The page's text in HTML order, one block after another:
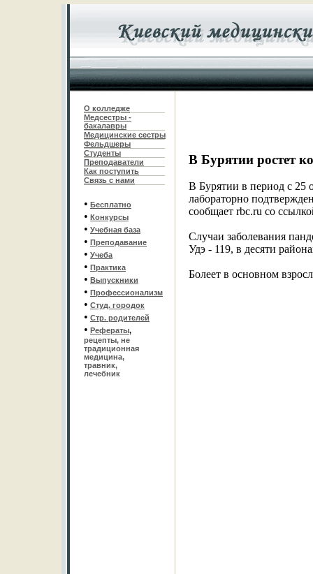
О колледже
Медсестры -
бакалавры
Медицинские сестры
Фельдшеры
Студенты
Преподаватели
Как поступить
Связь с нами
• Бесплатно
• Конкурсы
• Учебная база
• Преподавание
• Учеба
• Практика
• Выпускники
• Профессионализм
• Студ. городок
• Стр. родителей
• Рефераты,
рецепты, не
традиционная
медицина,
травник,
лечебник
В Бурятии ростет
В Бурятии в период с 25
лабораторно
сообщает rbc.ru со
Случаи заболевания
Удэ - 119, в десяти
Болеет в основном